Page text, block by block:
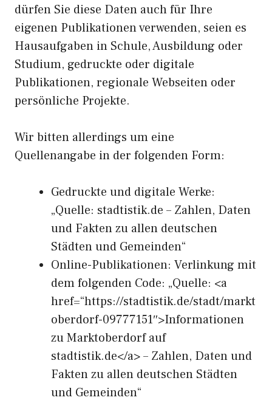
dürfen Sie diese Daten auch für Ihre
eigenen Publikationen verwenden, seien es
Hausaufgaben in Schule, Ausbildung oder
Studium, gedruckte oder digitale
Publikationen, regionale Webseiten oder
persönliche Projekte.
Wir bitten allerdings um eine
Quellenangabe in der folgenden Form:
Gedruckte und digitale Werke:
„Quelle: stadtistik.de – Zahlen, Daten
und Fakten zu allen deutschen
Städten und Gemeinden“
Online-Publikationen: Verlinkung mit
dem folgenden Code: „Quelle: <a
href=“https://stadtistik.de/stadt/markt
oberdorf-09777151″>Informationen
zu Marktoberdorf auf
stadtistik.de</a> – Zahlen, Daten und
Fakten zu allen deutschen Städten
und Gemeinden“